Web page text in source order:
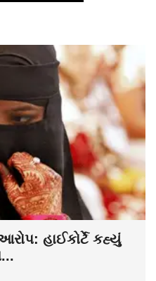
હાઈકોર્ટે કહ્યું